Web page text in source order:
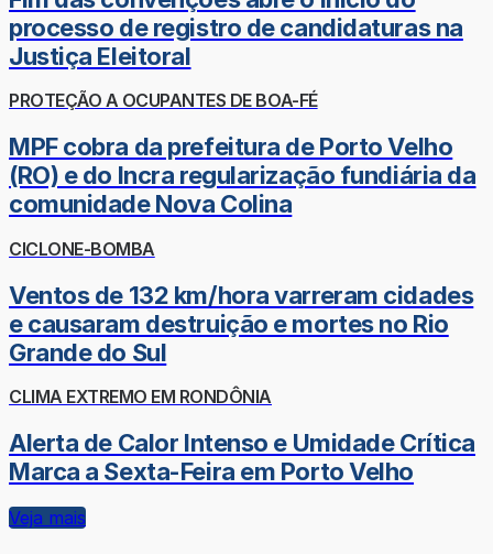
processo de registro de candidaturas na
Justiça Eleitoral
PROTEÇÃO A OCUPANTES DE BOA-FÉ
MPF cobra da prefeitura de Porto Velho
(RO) e do Incra regularização fundiária da
comunidade Nova Colina
CICLONE-BOMBA
Ventos de 132 km/hora varreram cidades
e causaram destruição e mortes no Rio
Grande do Sul
CLIMA EXTREMO EM RONDÔNIA
Alerta de Calor Intenso e Umidade Crítica
Marca a Sexta-Feira em Porto Velho
Veja mais